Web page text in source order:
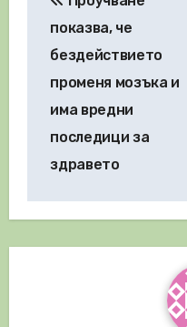
показва, че
бездействието
променя мозъка и
има вредни
последици за
здравето